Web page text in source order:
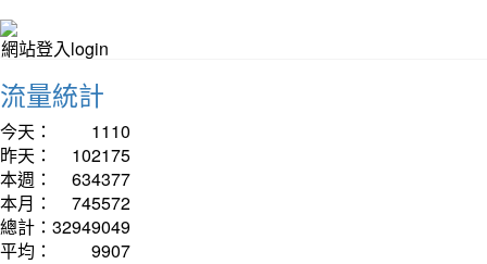
網站登入login
流量統計
今天：
1110
昨天：
102175
本週：
634377
本月：
745572
總計： 32949049
平均：
9907